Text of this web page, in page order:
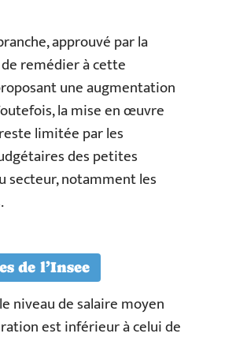
approuvé par la
remédier à cette
une augmentation
la mise en œuvre
limitée par les
des petites
secteur, notamment les
de l’Insee
niveau de salaire moyen
est inférieur à celui de